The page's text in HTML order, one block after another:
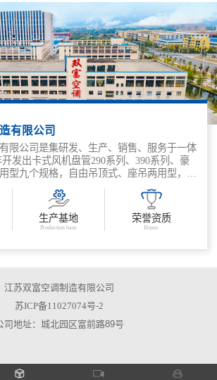
有限公司
限公司是集研发、生产、销售、服务于一体
发出卡式风机盘管290系列、390系列、豪
型九个规格，自由吊顶式、座吊两用型，适
多种规格、型号的产品，能满足不同消费群
生产YG、YZ、YL、YFP 型等系列的空调
、各种规格的风机盘管机组、新风机组、防
减振器、各种型号的阻尼弹簧减振吊架、铝
净化、冷冻系统的设计、施工、调试。 公
生产基地
Production base
荣誉资质
Honor
江苏双富空调制造有限公司
苏ICP备11027074号-2
司地址：城北园区富前路89号